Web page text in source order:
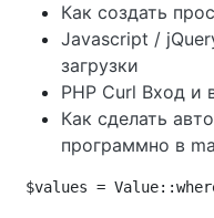
Как создать
Javascript /
загрузки
PHP Curl Вход и
Как сделать
программно в
$values =